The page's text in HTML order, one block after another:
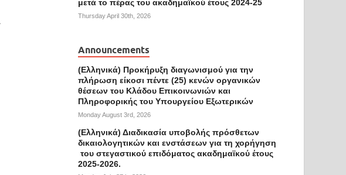
μετά το πέρας του ακαδημαϊκού έτους 2024-25
Thursday April 30th, 2026
Announcements
(Ελληνικά) Προκήρυξη διαγωνισμού για την
πλήρωση είκοσι πέντε (25) κενών οργανικών
θέσεων του Κλάδου Επικοινωνιών και
Πληροφορικής του Υπουργείου Εξωτερικών
Monday August 3rd, 2026
(Ελληνικά) Διαδικασία υποβολής πρόσθετων
δικαιολογητικών και ενστάσεων για τη χορήγηση
του στεγαστικού επιδόματος ακαδημαϊκού έτους
2025-2026.